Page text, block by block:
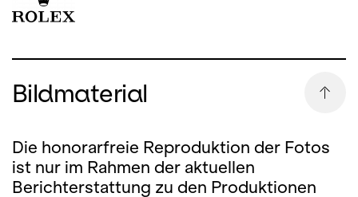
Bildmaterial
Die honorarfreie Reproduktion der Fotos
ist nur im Rahmen der aktuellen
Berichterstattung zu den Produktionen